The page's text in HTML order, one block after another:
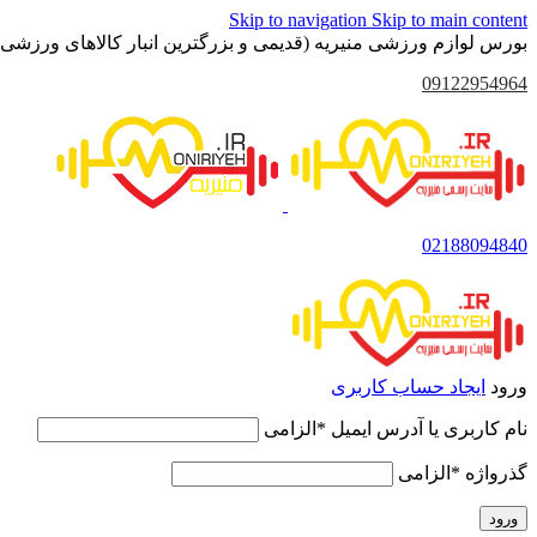
Skip to navigation Skip to main content
بورس لوازم ورزشی منیریه (قدیمی و بزرگترین انبار کالاهای ورزشی
09122954964
02188094840
ورود ایجاد حساب کاربری
نام کاربری یا آدرس ایمیل * الزامی
گذرواژه * الزامی
ورود